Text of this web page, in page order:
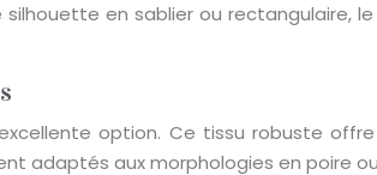
en sablier ou rectangulaire,
option. Ce tissu robuste
adaptés aux morphologies en poire